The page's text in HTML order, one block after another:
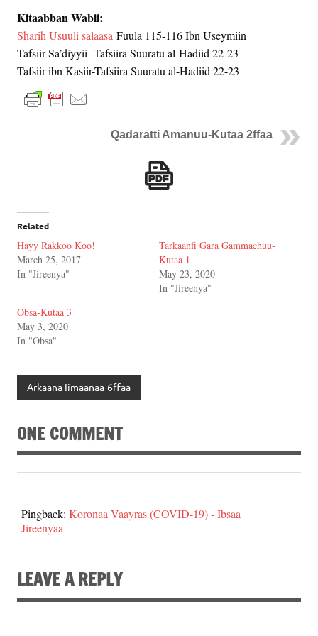
Kitaabban Wabii:
Sharih Usuuli salaasa Fuula 115-116 Ibn Useymiin
Tafsiir Sa’diyyii- Tafsiira Suuratu al-Hadiid 22-23
Tafsiir ibn Kasiir-Tafsiira Suuratu al-Hadiid 22-23
Qadaratti Amanuu-Kutaa 2ffaa
Related
Hayy Rakkoo Koo!
March 25, 2017
In "Jireenya"
Tarkaanfi Gara Gammachuu-
Kutaa 1
May 23, 2020
In "Jireenya"
Obsa-Kutaa 3
May 3, 2020
In "Obsa"
Arkaana Iimaanaa-6ffaa
ONE COMMENT
Pingback: Koronaa Vaayras (COVID-19) - Ibsaa
Jireenyaa
LEAVE A REPLY